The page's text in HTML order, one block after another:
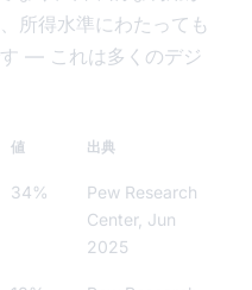
所得水準にわたっても
— これは多くのデジ
値 出典
34%
Pew Research
Center, Jun
2025